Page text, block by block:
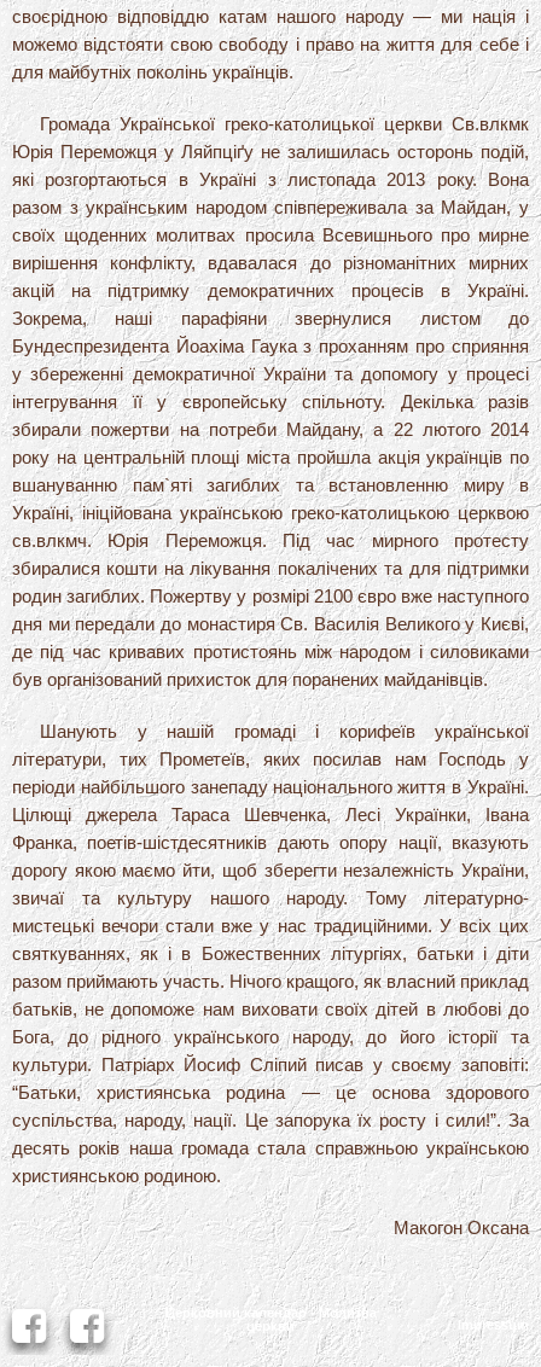
своєрідною відповіддю катам нашого народу — ми нація і
можемо відстояти свою свободу і право на життя для себе і
для майбутніх поколінь українців.
Громада Української греко-католицької церкви Св.влкмк
Юрія Переможця у Ляйпціґу не залишилась осторонь подій,
які розгортаються в Україні з листопада 2013 року. Вона
разом з українським народом співпереживала за Майдан, у
своїх щоденних молитвах просила Всевишнього про мирне
вирішення конфлікту, вдавалася до різноманітних мирних
акцій на підтримку демократичних процесів в Україні.
Зокрема, наші парафіяни звернулися листом до
Бундеспрезидента Йоахіма Гаука з проханням про сприяння
у збереженні демократичної України та допомогу у процесі
інтегрування її у європейську спільноту. Декілька разів
збирали пожертви на потреби Майдану, а 22 лютого 2014
року на центральній площі міста пройшла акція українців по
вшануванню пам`яті загиблих та встановленню миру в
Україні, ініційована українською греко-католицькою церквою
св.влкмч. Юрія Переможця. Під час мирного протесту
збиралися кошти на лікування покалічених та для підтримки
родин загиблих. Пожертву у розмірі 2100 євро вже наступного
дня ми передали до монастиря Св. Василія Великого у Києві,
де під час кривавих протистоянь між народом і силовиками
був організований прихисток для поранених майданівців.
Шанують у нашій громаді і корифеїв української
літератури, тих Прометеїв, яких посилав нам Господь у
періоди найбільшого занепаду національного життя в Україні.
Цілющі джерела Тараса Шевченка, Лесі Українки, Івана
Франка, поетів-шістдесятників дають опору нації, вказують
дорогу якою маємо йти, щоб зберегти незалежність України,
звичаї та культуру нашого народу. Тому літературно-
мистецькі вечори стали вже у нас традиційними. У всіх цих
святкуваннях, як і в Божественних літургіях, батьки і діти
разом приймають участь. Нічого кращого, як власний приклад
батьків, не допоможе нам виховати своїх дітей в любові до
Бога, до рідного українського народу, до його історії та
культури. Патріарх Йосиф Сліпий писав у своєму заповіті:
“Батьки, християнська родина — це основа здорового
суспільства, народу, нації. Це запорука їх росту і сили!”. За
десять років наша громада стала справжньою українською
християнською родиною.
Макогон Оксана
Церковний календар - Молитва
церкви
Impressum